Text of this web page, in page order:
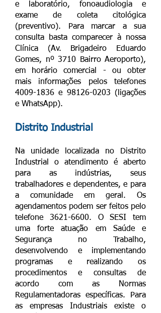
e laboratório, fonoaudiologia e
exame de coleta citológica
(preventivo). Para marcar a sua
consulta basta comparecer à nossa
Clínica (Av. Brigadeiro Eduardo
Gomes, nº 3710 Bairro Aeroporto),
em horário comercial - ou obter
mais informações pelos telefones
4009-1836 e 98126-0203 (ligações
e WhatsApp).
Distrito Industrial
Na unidade localizada no Distrito
Industrial o atendimento é aberto
para as indústrias, seus
trabalhadores e dependentes, e para
a comunidade em geral. Os
agendamentos podem ser feitos pelo
telefone 3621-6600. O SESI tem
uma forte atuação em Saúde e
Segurança no Trabalho,
desenvolvendo e implementando
programas e realizando os
procedimentos e consultas de
acordo com as Normas
Regulamentadoras específicas. Para
as empresas Industriais existe o